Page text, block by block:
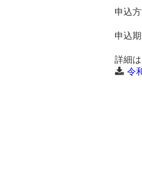
申込方
申込
詳細
令